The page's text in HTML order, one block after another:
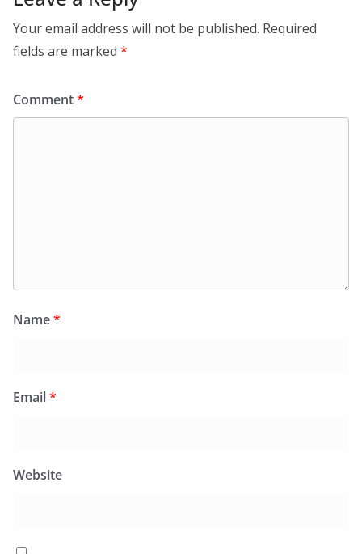
Your email address will not be published. Required
fields are marked *
Comment*
Name*
Email*
Website